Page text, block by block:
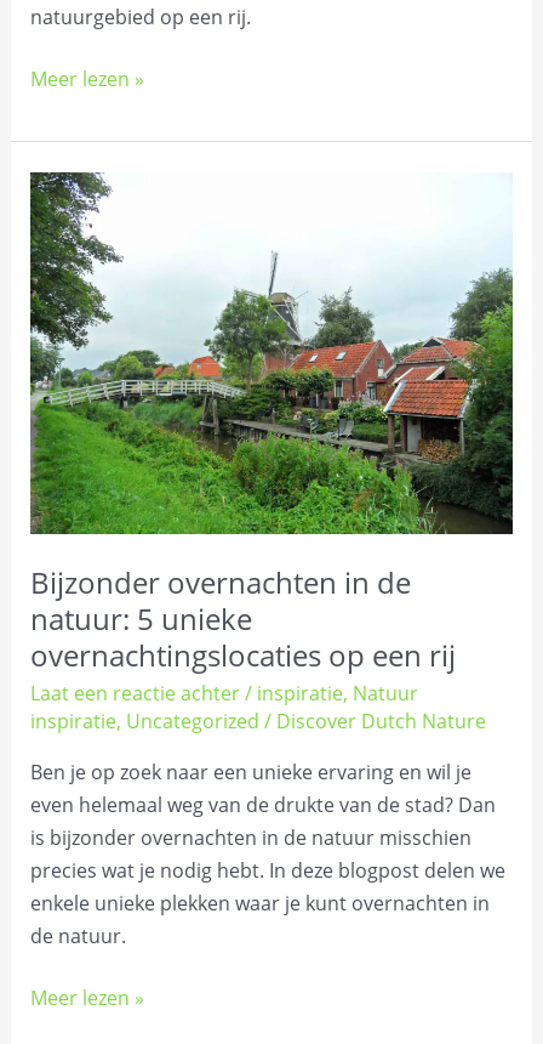
natuurgebied op een rij.
Meer lezen »
Bijzonder overnachten in de
natuur: 5 unieke
overnachtingslocaties op een rij
Laat een reactie achter/ inspiratie, Natuur
inspiratie, Uncategorized / Discover Dutch Nature
Ben je op zoek naar een unieke ervaring en wil je
even helemaal weg van de drukte van de stad? Dan
is bijzonder overnachten in de natuur misschien
precies wat je nodig hebt. In deze blogpost delen we
enkele unieke plekken waar je kunt overnachten in
de natuur.
Bijzonder
overnachten
in
de
natuur:
5
unieke
overnachtingslocaties
op
een
rij
Meer lezen »